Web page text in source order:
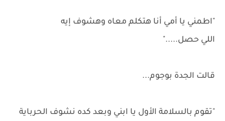
"اطمني يا أمي أنا هتكلم معاه وهشوف إيه
اللي حصل....."
قالت الجدة بوجوم...
"تقوم بالسلامة الأول يا ابني وبعد كده نشوف الحرباية